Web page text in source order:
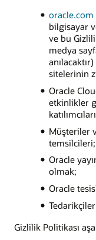
oracle.com
bilgisayar
ve bu
medya
sitelerinin
Oracle
etkinlikler
Müşteriler
temsilcileri;
Oracle
olmak;
Oracle
Gizlilik Politikası